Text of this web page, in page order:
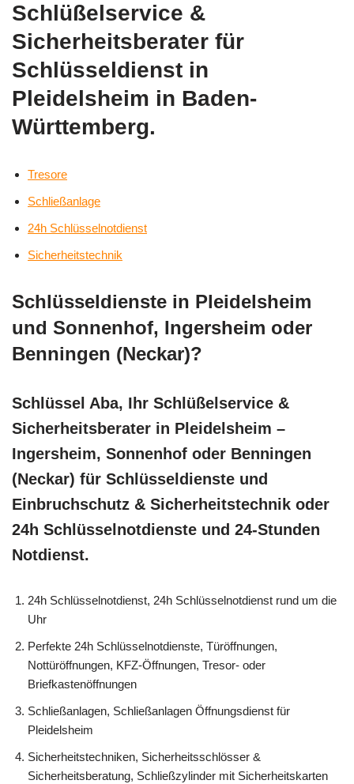
Schlüßelservice &
Sicherheitsberater für
Schlüsseldienst in
Pleidelsheim in Baden-
Württemberg.
Tresore
Schließanlage
24h Schlüsselnotdienst
Sicherheitstechnik
Schlüsseldienste in Pleidelsheim
und Sonnenhof, Ingersheim oder
Benningen (Neckar)?
Schlüssel Aba, Ihr Schlüßelservice &
Sicherheitsberater in Pleidelsheim –
Ingersheim, Sonnenhof oder Benningen
(Neckar) für Schlüsseldienste und
Einbruchschutz & Sicherheitstechnik oder
24h Schlüsselnotdienste und 24-Stunden
Notdienst.
24h Schlüsselnotdienst, 24h Schlüsselnotdienst rund um die
Uhr
Perfekte 24h Schlüsselnotdienste, Türöffnungen,
Nottüröffnungen, KFZ-Öffnungen, Tresor- oder
Briefkastenöffnungen
Schließanlagen, Schließanlagen Öffnungsdienst für
Pleidelsheim
Sicherheitstechniken, Sicherheitsschlösser &
Sicherheitsberatung, Schließzylinder mit Sicherheitskarten